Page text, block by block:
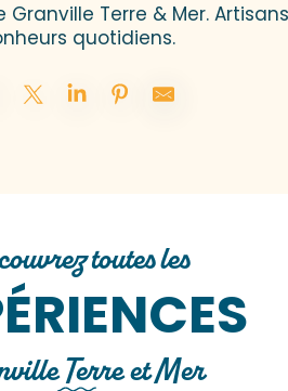
Terre & Mer.
quotidiens.
toutes les
Terre et Mer